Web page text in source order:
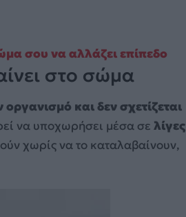
σου να αλλάζει επίπεδο
στο σώμα
και δεν σχετίζεται
να υποχωρήσει μέσα σε λίγες
χωρίς να το καταλαβαίνουν,